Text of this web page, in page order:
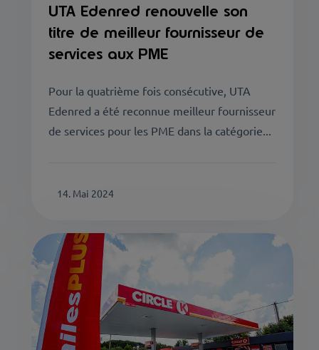
UTA Edenred renouvelle son
titre de meilleur fournisseur de
services aux PME
Pour la quatrième fois consécutive, UTA
Edenred a été reconnue meilleur fournisseur
de services pour les PME dans la catégorie...
14. Mai 2024